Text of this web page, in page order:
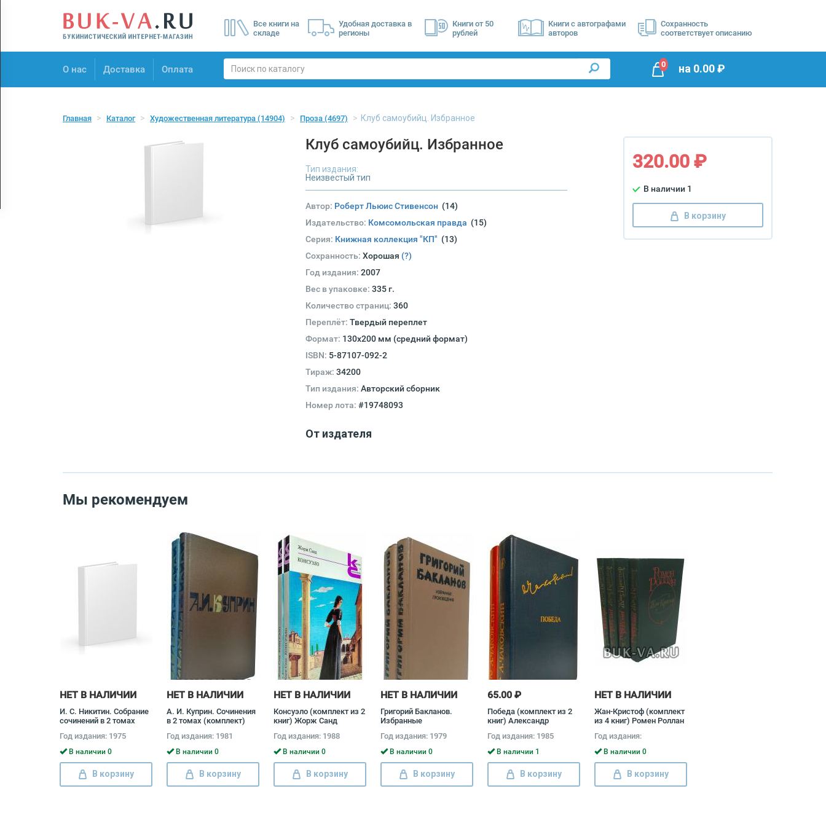
Все книги на
складе
Удобная доставка в
регионы
Книги от 50
рублей
Книги с автографами
авторов
Сохранность
соответствует описанию
О нас Доставка Оплата
О нас
0 на 0.00₽
Главная Каталог Художественная литература (14904) Проза (4697) Клуб самоубийц. Избранное
320.00 ₽
В наличии 1
В корзину
Клуб самоубийц. Избранное
Тип издания:
Неизвестый тип
Автор: Роберт Льюис Стивенсон (14)
Издательство: Комсомольская правда (15)
Серия: Книжная коллекция "КП" (13)
Сохранность: Хорошая (?)
Год издания: 2007
Вес в упаковке: 335 г.
Количество страниц: 360
Переплёт: Твердый переплет
Формат: 130х200 мм (средний формат)
ISBN: 5-87107-092-2
Тираж: 34200
Тип издания: Авторский сборник
Номер лота: #19748093
От издателя
Мы рекомендуем
НЕТ В НАЛИЧИИ
И. С. Никитин. Собрание
сочинений в 2 томах
Никитин
Год издания: 1975
В наличии 0
В корзину
НЕТ В НАЛИЧИИ
А. И. Куприн. Сочинения
в 2 томах (комплект)
Год издания: 1981
В наличии 0
В корзину
НЕТ В НАЛИЧИИ
Консуэло (комплект из 2
книг) Жорж Санд
Год издания: 1988
В наличии 0
В корзину
НЕТ В НАЛИЧИИ
Григорий Бакланов.
Избранные
из 2 книг) Григорий
Бакланов
Год издания: 1979
В наличии 0
В корзину
65.00 ₽
Победа (комплект из 2
книг) Александр
Год издания: 1985
В наличии 1
В корзину
НЕТ В НАЛИЧИИ
Жан-Кристоф (комплект
из 4 книг) Ромен Роллан
Год издания:
В наличии 0
В корзину